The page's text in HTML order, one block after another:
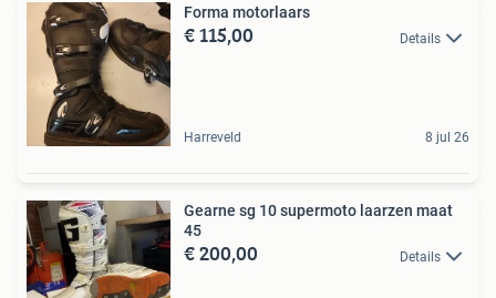
Forma motorlaars
€ 115,00 Details
Harreveld 8 jul 26
Gearne sg 10 supermoto laarzen maat
45
€ 200,00 Details